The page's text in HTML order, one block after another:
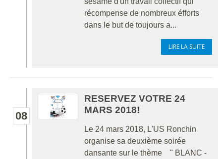
récompense de nombreux éfforts
dans le but de toujours a...
LIRE LA SUITE
08
RESERVEZ VOTRE 24
MARS 2018!
Le 24 mars 2018, L'US Ronchin
organise sa deuxième soirée
dansante sur le thème " BLANC -